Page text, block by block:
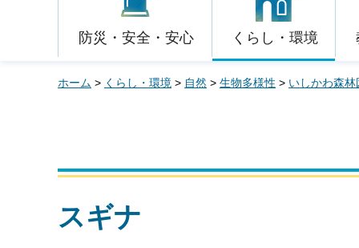
防災・安全・安心 くらし・環境
ホーム > くらし・環境 > 自然 > 生物多様性 > いしかわ森林
スギナ